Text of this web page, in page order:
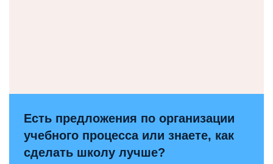
Есть предложения по организации
учебного процесса или знаете, как
сделать школу лучше?